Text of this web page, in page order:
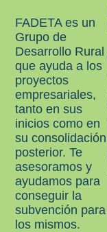
FADETA es un
Grupo de
Desarrollo Rural
que ayuda a los
proyectos
empresariales,
tanto en sus
inicios como en
su consolidación
posterior. Te
asesoramos y
ayudamos para
conseguir la
subvención para
los mismos.